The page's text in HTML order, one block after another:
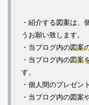
・紹介する図案は、
うお願い致します。
・当ブログ内の図案
・当ブログ内の図案
す。
・個人間のプレゼン
・当ブログ内の図案